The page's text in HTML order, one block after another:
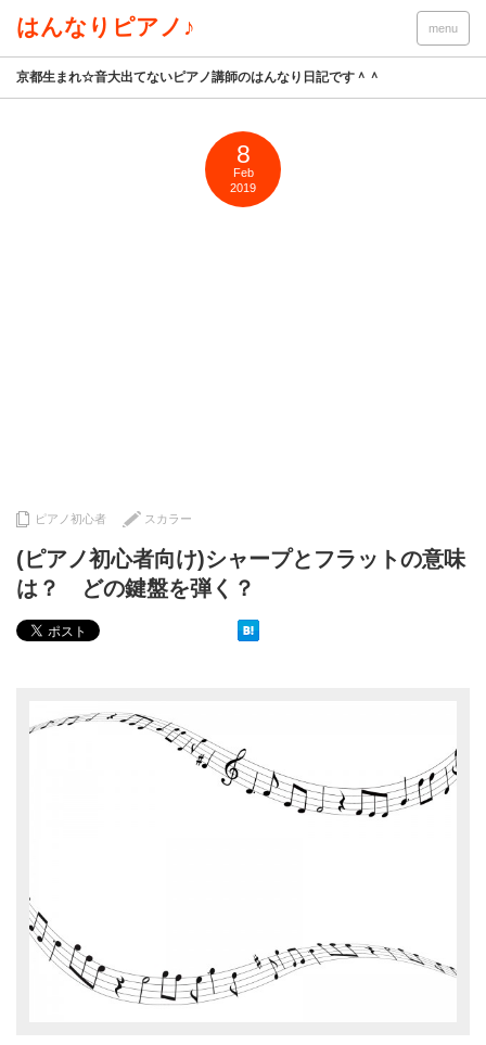
はんなりピアノ♪ menu
京都生まれ☆音大出てないピアノ講師のはんなり日記です＾＾
8
Feb
2019
ピアノ初心者 スカラー
(ピアノ初心者向け)シャープとフラットの意味
は？ どの鍵盤を弾く？